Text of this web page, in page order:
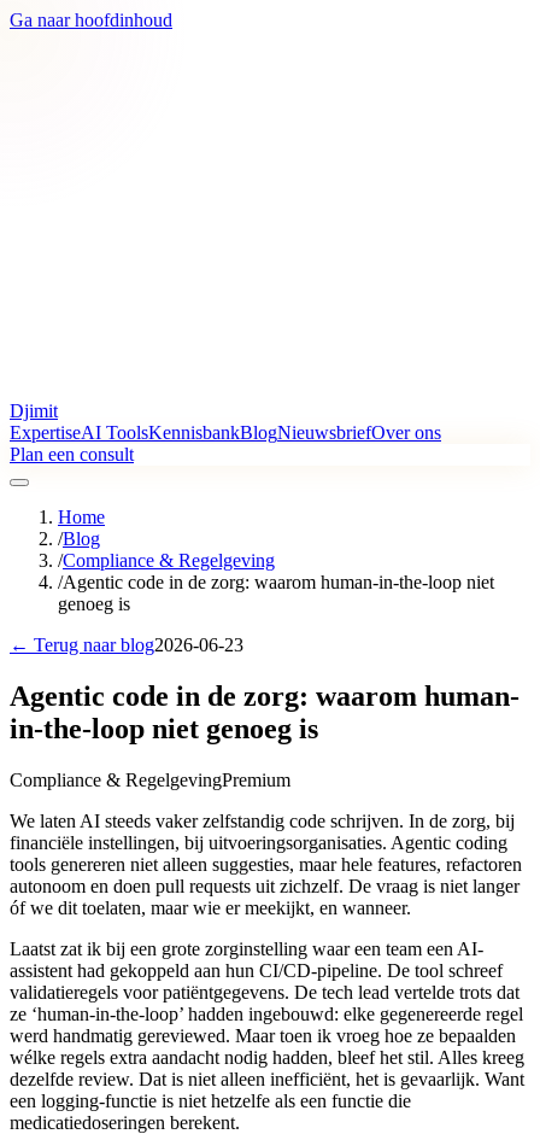
Ga naar hoofdinhoud
Djimit
ExpertiseAI ToolsKennisbankBlogNieuwsbriefOver ons
Plan een consult
Home
/Blog
/Compliance & Regelgeving
/Agentic code in de zorg: waarom human-in-the-loop niet
genoeg is
← Terug naar blog2026-06-23
Agentic code in de zorg: waarom human-
in-the-loop niet genoeg is
Compliance & RegelgevingPremium
We laten AI steeds vaker zelfstandig code schrijven. In de zorg, bij
financiële instellingen, bij uitvoeringsorganisaties. Agentic coding
tools genereren niet alleen suggesties, maar hele features, refactoren
autonoom en doen pull requests uit zichzelf. De vraag is niet langer
óf we dit toelaten, maar wie er meekijkt, en wanneer.
Laatst zat ik bij een grote zorginstelling waar een team een AI-
assistent had gekoppeld aan hun CI/CD-pipeline. De tool schreef
validatieregels voor patiëntgegevens. De tech lead vertelde trots dat
ze ‘human-in-the-loop’ hadden ingebouwd: elke gegenereerde regel
werd handmatig gereviewed. Maar toen ik vroeg hoe ze bepaalden
wélke regels extra aandacht nodig hadden, bleef het stil. Alles kreeg
dezelfde review. Dat is niet alleen inefficiënt, het is gevaarlijk. Want
een logging-functie is niet hetzelfe als een functie die
medicatiedoseringen berekent.